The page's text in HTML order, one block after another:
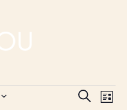
CercaLlista